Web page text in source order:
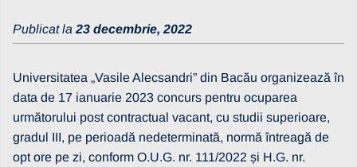
Publicat la 23 decembrie, 2022
Universitatea „Vasile Alecsandri” din Bacău organizează în
data de 17 ianuarie 2023 concurs pentru ocuparea
următorului post contractual vacant, cu studii superioare,
gradul III, pe perioadă nedeterminată, normă întreagă de
opt ore pe zi, conform O.U.G. nr. 111/2022 și H.G. nr.